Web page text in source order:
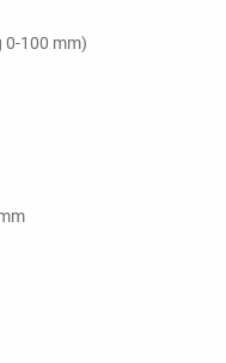
0-100 mm)